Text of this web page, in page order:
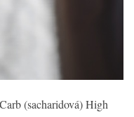
(sacharidová) High